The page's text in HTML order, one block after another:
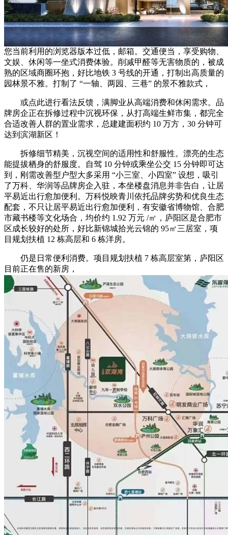
您当前利用的浏览器版本过低，邮箱。交通便当，享受购物、
文娱、休闲等一坐式消费体验。削减甲醛等无害物质的，被成
熟的区域商圈环抱，好比地铁 3 号线的开通，打制出高质量的
园林景不雅。打制了 “一轴、两园、三巷” 的景不雅款式，
或点此进行看法反馈，满脚业从高端消费和休闲需求。品
牌房企正在拆修过程中沉视环保，从打高端生鲜市集，都完全
合适改善人群的置业需求，总建建面积约 10 万方，30 分钟可
达到滨湖新区！
拆修细节精美，沉视空间的适用性和舒服性。漂亮的生态
能提拔栖身的舒服度。自驾 10 分钟或乘坐公交 15 分钟即可达
到，刚需改善型户型大多采用 “小三室、小四室” 设想，吸引
了万科、华润等品牌房企入驻，本坐楼盘消息并非告白，让居
平易近出行愈加便利。万科悦映青川依托品牌劣势和优良生态
配套，不只让居平易近出行愈加便利，有安徽省博物馆、合肥
市藏书楼等文化场合，均价约 1.92 万元 /㎡，庐阳区是合肥市
区成长较好的处所，好比新锦城拾光云锦的 95㎡三居室，项
目规划扶植 12 栋高层和 6 栋洋房。
仍是日常便利消费。项目规划扶植 7 栋高层室第，庐阳区
目前正在售的新房，